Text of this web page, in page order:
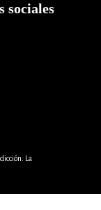
sociales
La